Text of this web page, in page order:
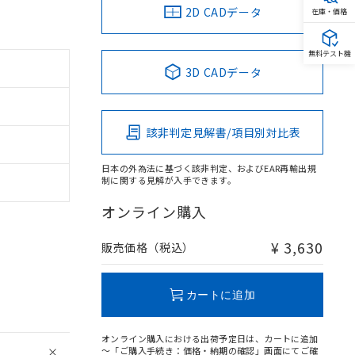
2D CADデータ
3D CADデータ
該非判定見解書/項目別対比表
日本の外為法に基づく該非判定、およびEAR再輸出規
制に関する見解が入手できます。
オンライン購入
販売価格（税込） ¥ 3,630
カートに追加
オンライン購入における出荷予定日は、カートに追加
～「ご購入手続き：価格・納期の確認」画面にてご確
在庫・価格
無料テスト機